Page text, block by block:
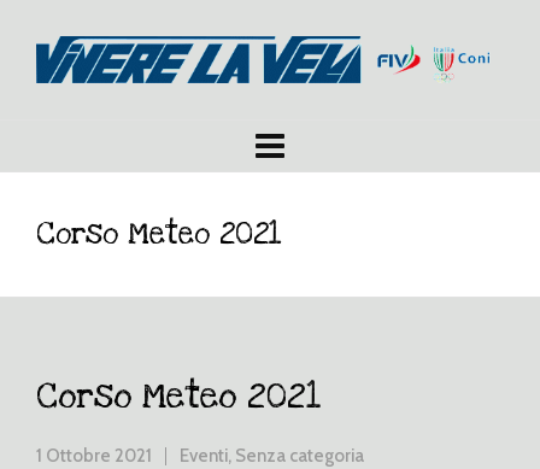
Corso Meteo 2021
Corso Meteo 2021
1 Ottobre 2021 Eventi, Senza categoria